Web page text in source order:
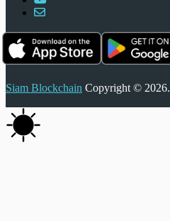
Siam Blockchain Copyright © 2026.